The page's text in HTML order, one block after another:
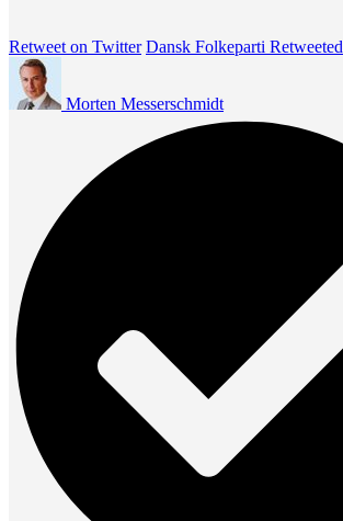
Retweet on Twitter Dansk Folkeparti Retweeted
Morten Messerschmidt